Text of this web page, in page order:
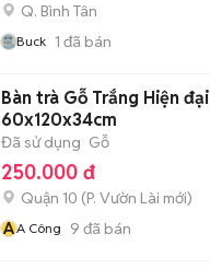
Q. Bình Tân
Buck 1 đã bán
Bàn trà Gỗ Trắng Hiện đại
60x120x34cm
Đã sử dụng Gỗ
250.000 đ
Quận 10 (P. Vườn Lài mới)
AA Công 9 đã bán